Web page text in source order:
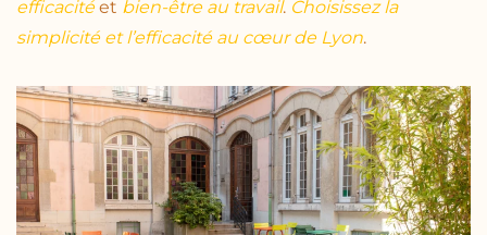
efficacitéet bien-être au travail. Choisissez la
simplicité et l’efficacité au cœur de Lyon.